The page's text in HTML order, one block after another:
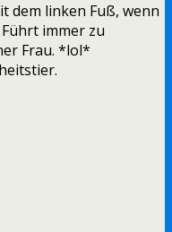
dem linken Fuß, wenn
immer zu
Frau. *lol*